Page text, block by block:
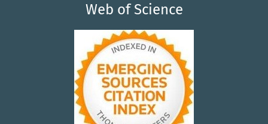
Web of Science